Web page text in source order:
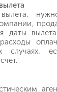
даты
случаях,